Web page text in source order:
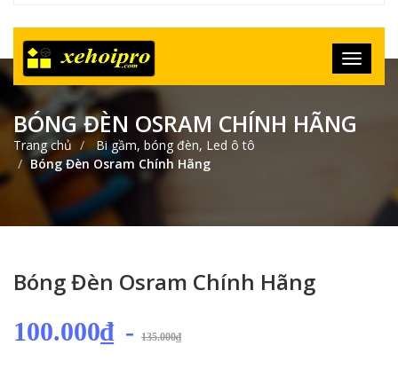
BÓNG ĐÈN OSRAM CHÍNH HÃNG
Trang chủ
Bi gầm, bóng đèn, Led ô tô
Bóng Đèn Osram Chính Hãng
Bóng Đèn Osram Chính Hãng
100.000₫ - 135.000₫